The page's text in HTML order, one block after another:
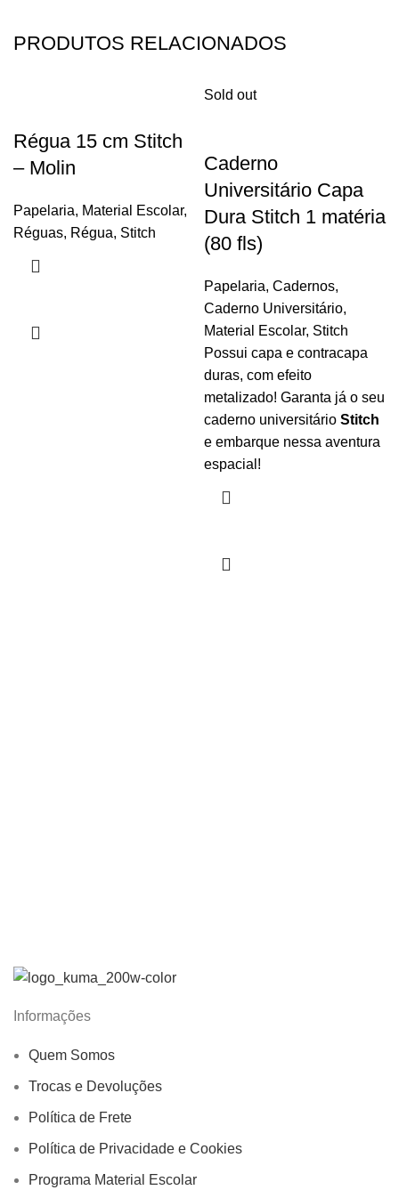
PRODUTOS RELACIONADOS
Régua 15 cm Stitch
– Molin
Papelaria, Material Escolar,
Réguas, Régua, Stitch
Sold out
Caderno
Universitário Capa
Dura Stitch 1 matéria
(80 fls)
Papelaria, Cadernos,
Caderno Universitário,
Material Escolar, Stitch
Possui capa e contracapa
duras, com efeito
metalizado! Garanta já o seu
caderno universitário Stitch
e embarque nessa aventura
espacial!
Informações
Quem Somos
Trocas e Devoluções
Política de Frete
Política de Privacidade e Cookies
Programa Material Escolar